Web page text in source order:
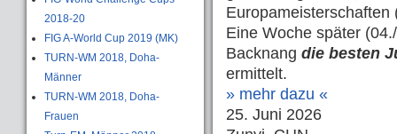
2018-20
FIG A-World Cup 2019 (MK)
TURN-WM 2018, Doha-
Männer
TURN-WM 2018, Doha-
Frauen
Europameisterschaften
Eine Woche später
Backnang die besten
ermittelt.
» mehr dazu «
25. Juni 2026